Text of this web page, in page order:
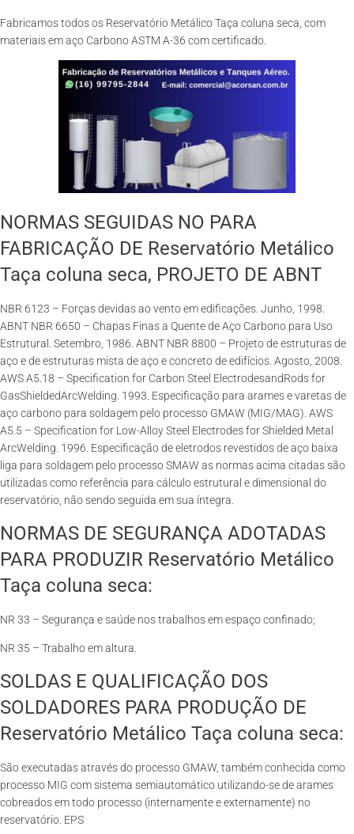
Fabricamos todos os Reservatório Metálico Taça coluna seca, com
materiais em aço Carbono ASTM A-36 com certificado.
NORMAS SEGUIDAS NO PARA
FABRICAÇÃO DE Reservatório Metálico
Taça coluna seca, PROJETO DE ABNT
NBR 6123 – Forças devidas ao vento em edificações. Junho, 1998.
ABNT NBR 6650 – Chapas Finas a Quente de Aço Carbono para Uso
Estrutural. Setembro, 1986. ABNT NBR 8800 – Projeto de estruturas de
aço e de estruturas mista de aço e concreto de edifícios. Agosto, 2008.
AWS A5.18 – Specification for Carbon Steel ElectrodesandRods for
GasShieldedArcWelding. 1993. Especificação para arames e varetas de
aço carbono para soldagem pelo processo GMAW (MIG/MAG). AWS
A5.5 – Specification for Low-Alloy Steel Electrodes for Shielded Metal
ArcWelding. 1996. Especificação de eletrodos revestidos de aço baixa
liga para soldagem pelo processo SMAW as normas acima citadas são
utilizadas como referência para cálculo estrutural e dimensional do
reservatório, não sendo seguida em sua íntegra.
NORMAS DE SEGURANÇA ADOTADAS
PARA PRODUZIR Reservatório Metálico
Taça coluna seca:
NR 33 – Segurança e saúde nos trabalhos em espaço confinado;
NR 35 – Trabalho em altura.
SOLDAS E QUALIFICAÇÃO DOS
SOLDADORES PARA PRODUÇÃO DE
Reservatório Metálico Taça coluna seca:
São executadas através do processo GMAW, também conhecida como
processo MIG com sistema semiautomático utilizando-se de arames
cobreados em todo processo (internamente e externamente) no
reservatório. EPS